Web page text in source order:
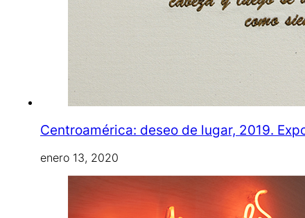
Centroamérica: deseo de lugar, 2019.
enero 13, 2020